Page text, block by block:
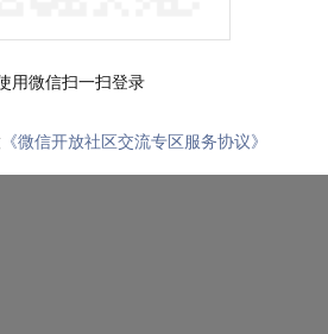
用微信扫一扫登录
《微信开放社区交流专区服务协议》